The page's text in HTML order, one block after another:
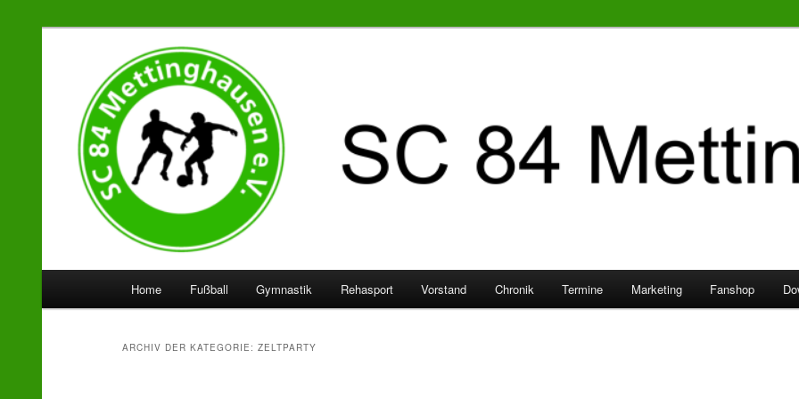
SC 84 Mettinghausen
Zum
Zum
Home Fußball Gymnastik Rehasport Vorstand Chronik Termine Marketing Fanshop
ARCHIV DER KATEGORIE:ZELTPARTY